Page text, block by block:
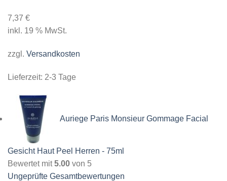
7,37 €
inkl. 19 % MwSt.
zzgl. Versandkosten
Lieferzeit: 2-3 Tage
Auriege Paris Monsieur Gommage Facial
Gesicht Haut Peel Herren - 75ml
Bewertet mit5.00 von 5
Ungeprüfte Gesamtbewertungen